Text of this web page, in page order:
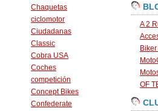
Chaquetas
ciclomotor
Ciudadanas
Classic
Cobra USA
Coches
competición
Concept Bikes
Confederate
A 2
OF